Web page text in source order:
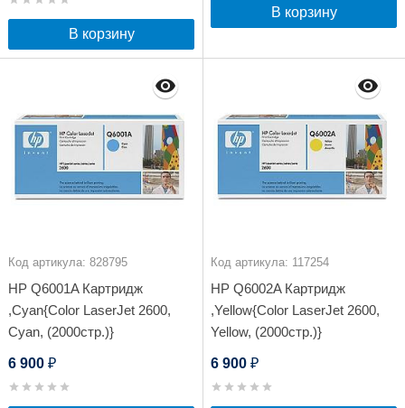
В корзину
В корзину
Код артикула: 828795
HP Q6001A Картридж
,Cyan{Color LaserJet 2600,
Cyan, (2000стр.)}
6 900 ₽
Код артикула: 117254
HP Q6002A Картридж
,Yellow{Color LaserJet 2600,
Yellow, (2000стр.)}
6 900 ₽